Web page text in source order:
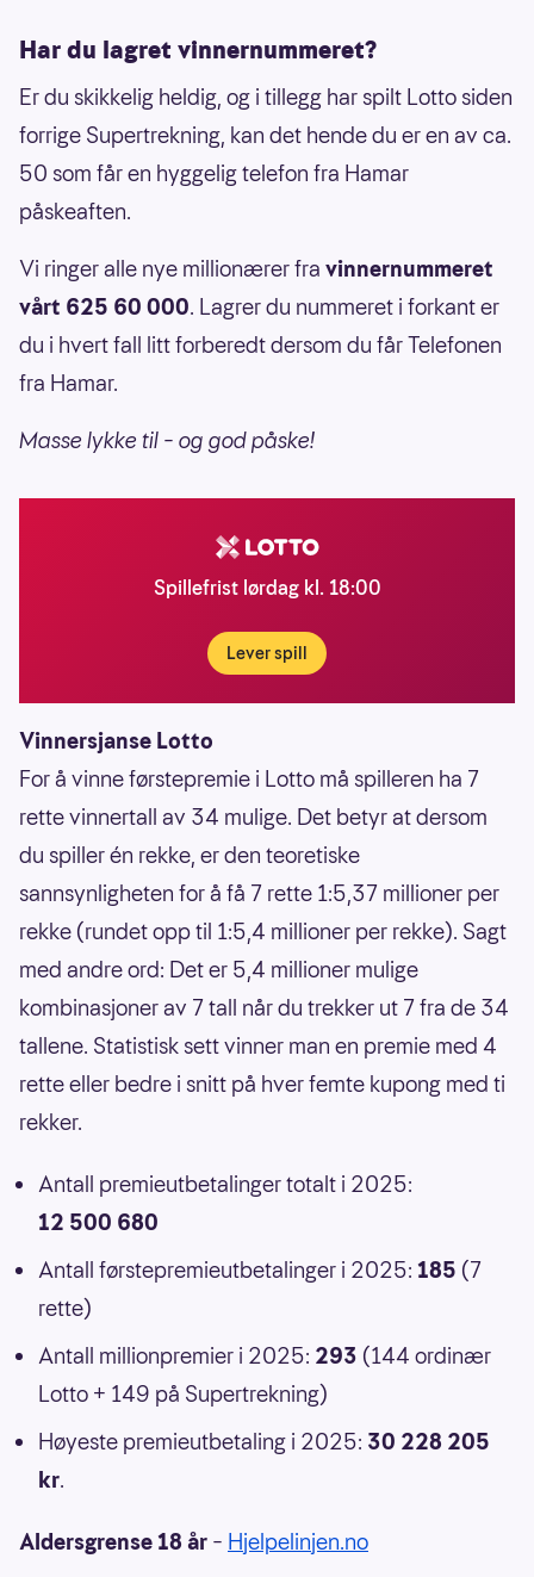
Supertrekningen eri tilleggtil den vanlige
Lotto-trekningen. Det betyr at man også
kan bli millionær dersom man får sju rette
denne kvelden.
Har du lagret vinnernummeret?
Er du skikkelig heldig, og i tillegg har spilt Lotto siden
forrige Supertrekning, kan det hende du er en av ca.
50 som får en hyggelig telefon fra Hamar
påskeaften.
Vi ringer alle nye millionærer fra vinnernummeret
vårt 625 60 000. Lagrer du nummeret i forkant er
du i hvert fall litt forberedt dersom du får Telefonen
fra Hamar.
Masse lykke til – og god påske!
Spillefrist lørdag kl. 18:00
Lever spill
Vinnersjanse Lotto
For å vinne førstepremie i Lotto må spilleren ha 7
rette vinnertall av 34 mulige. Det betyr at dersom
du spiller én rekke, er den teoretiske
sannsynligheten for å få 7 rette 1:5,37 millioner per
rekke (rundet opp til 1:5,4 millioner per rekke). Sagt
med andre ord: Det er 5,4 millioner mulige
kombinasjoner av 7 tall når du trekker ut 7 fra de 34
tallene. Statistisk sett vinner man en premie med 4
rette eller bedre i snitt på hver femte kupong med ti
rekker.
Antall premieutbetalinger totalt i 2025:
12 500 680
Antall førstepremieutbetalinger i 2025: 185 (7
rette)
Antall millionpremier i 2025: 293 (144 ordinær
Lotto + 149 på Supertrekning)
Høyeste premieutbetaling i 2025: 30 228 205
kr.
Aldersgrense 18 år – Hjelpelinjen.no